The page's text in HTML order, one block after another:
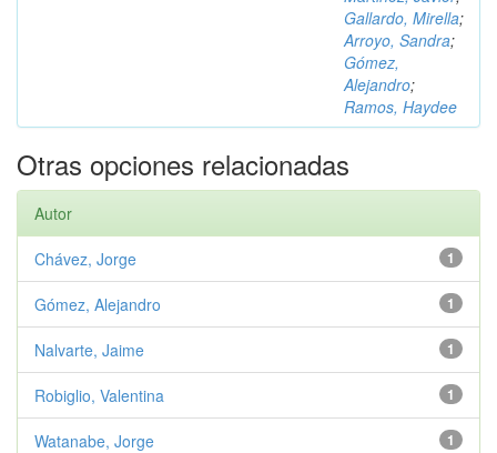
Gallardo, Mirella;
Arroyo, Sandra;
Gómez,
Alejandro;
Ramos, Haydee
Otras opciones relacionadas
Autor
1
Chávez, Jorge
1
Gómez, Alejandro
1
Nalvarte, Jaime
1
Robiglio, Valentina
1
Watanabe, Jorge